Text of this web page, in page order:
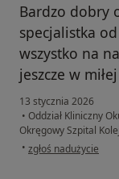
Bardzo dobry
specjalistka
wszystko na
jeszcze w
13 stycznia 2026
• Oddział Kliniczny
Okręgowy Szpital
• w opinii użytkownika
zgłoś nadużycie